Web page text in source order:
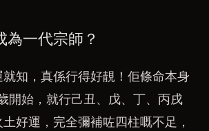
為一代宗師？
知，真係行得好靚！佢條命本身
開始，就行己丑、戊、丁、丙戌
好運，完全彌補咗四柱嘅不足，